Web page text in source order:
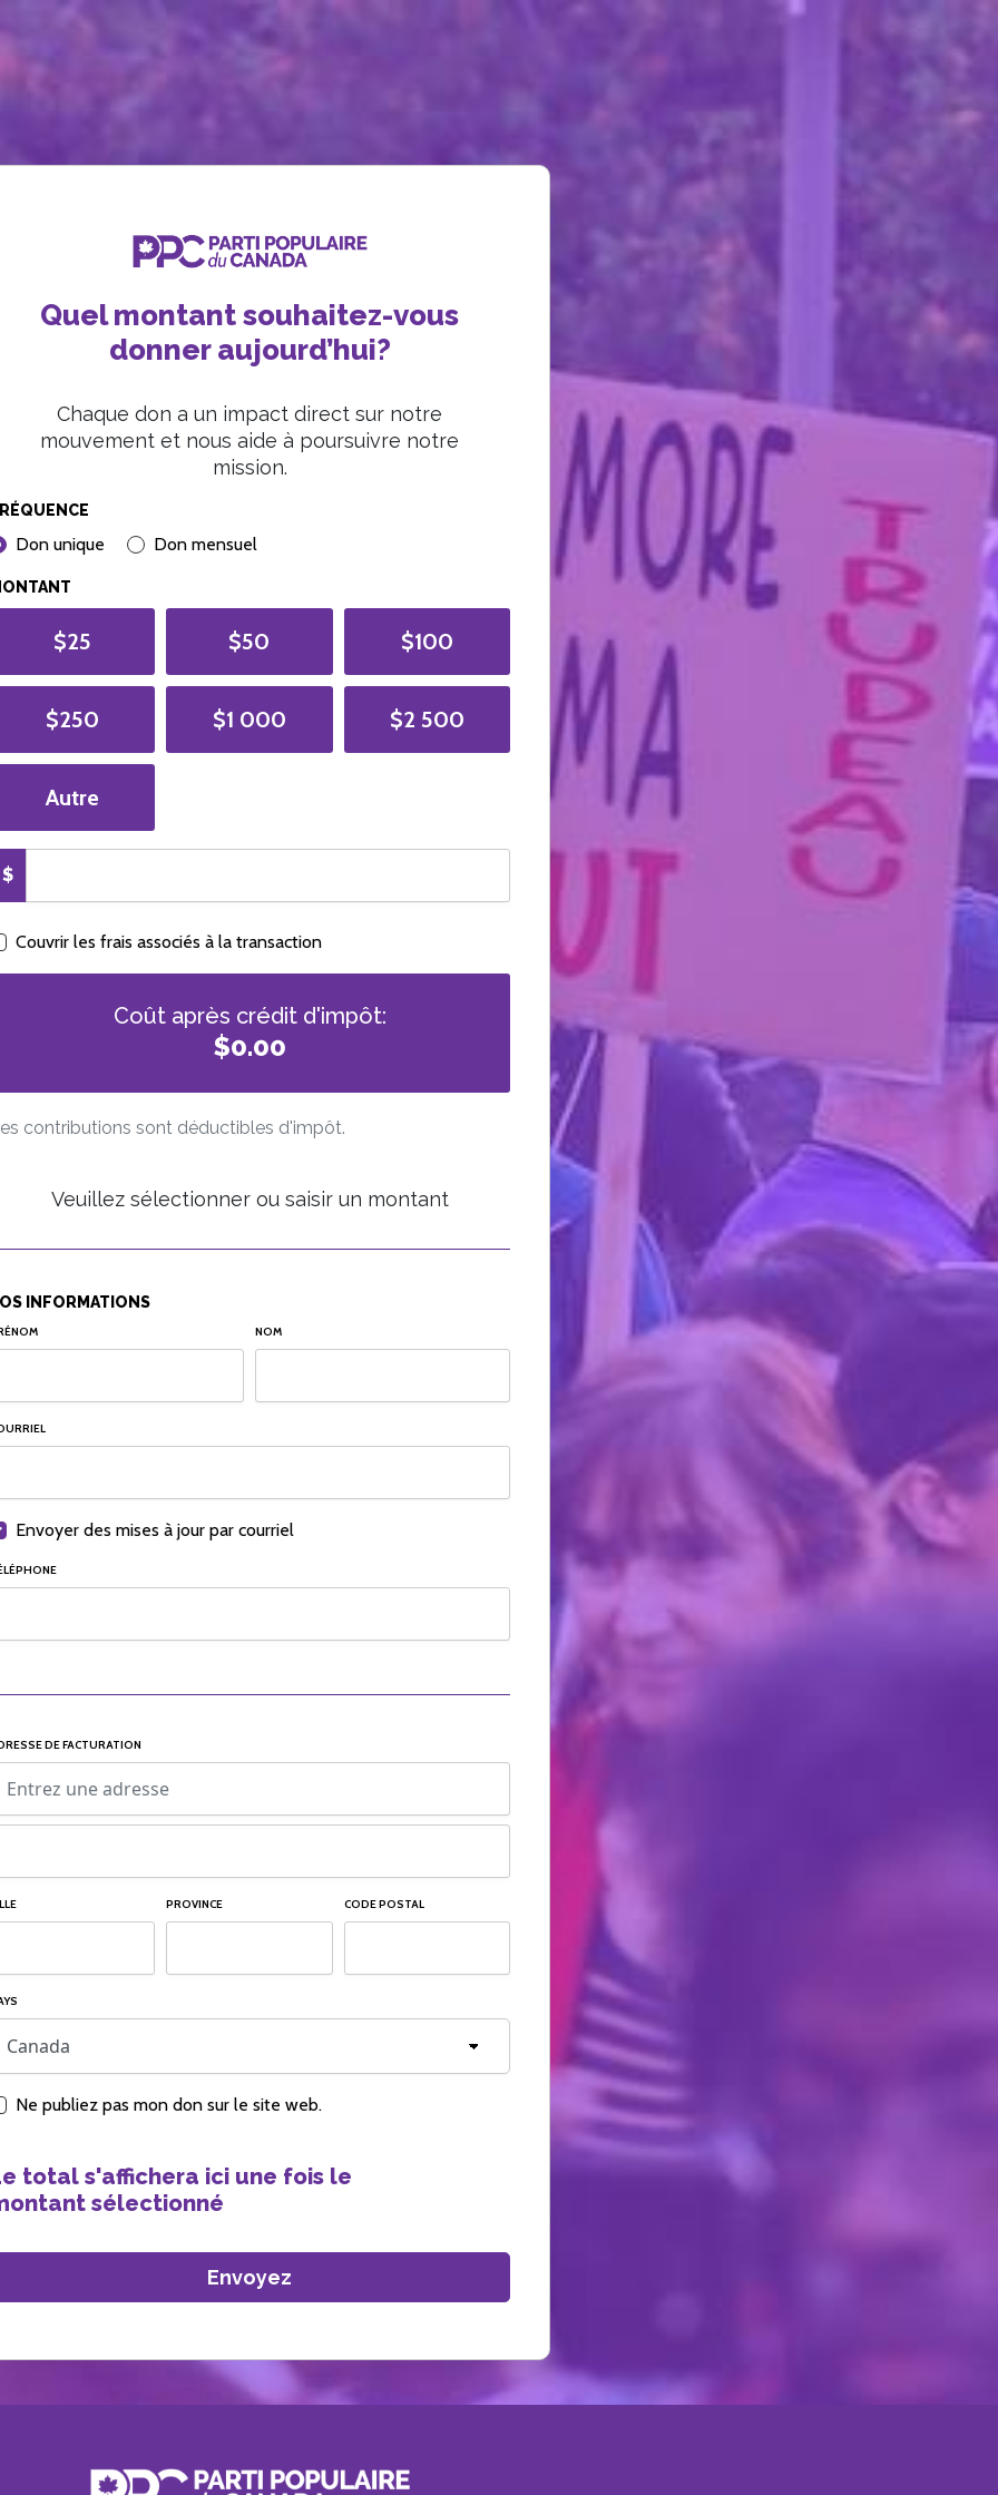
Quel montant souhaitez-vous
donner aujourd’hui?
Chaque don a un impact direct sur notre
mouvement et nous aide à poursuivre notre
mission.
FREQUENCY
Don unique Don mensuel
$25 $50 $100
$250 $1 000 $2 500
Autre
$
Couvrir les frais associés à la transaction
Coût après crédit d'impôt:
$0.00
contributions sont déductibles d'impôt.
Veuillez sélectionner ou saisir un montant
INFORMATIONS
NOM
Envoyer des mises à jour par courriel
DE FACTURATION
PROVINCE CODE POSTAL
Ne publiez pas mon don sur le site web.
total s'affichera ici une fois le
sélectionné